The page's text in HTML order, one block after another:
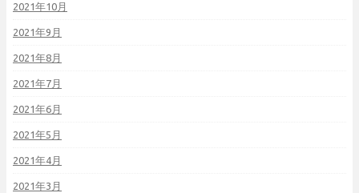
2021年10月
2021年9月
2021年8月
2021年7月
2021年6月
2021年5月
2021年4月
2021年3月